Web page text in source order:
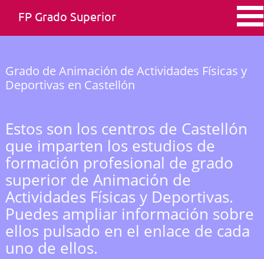
FP Grado Superior
Grado de Animación de Actividades Físicas y
Deportivas en Castellón
Estos son los centros de Castellón
que imparten los estudios de
formación profesional de grado
superior de Animación de
Actividades Físicas y Deportivas.
Puedes ampliar información sobre
ellos pulsado en el enlace de cada
uno de ellos.